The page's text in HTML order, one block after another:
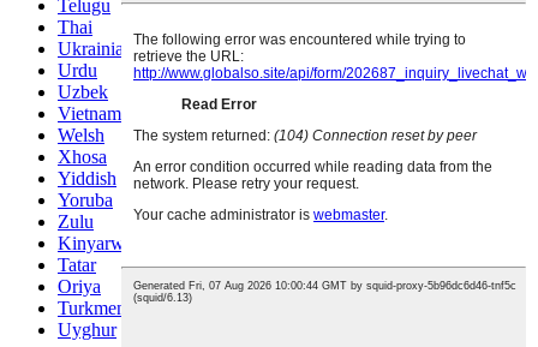
Telugu
Thai
Ukrainian
Urdu
Uzbek
Vietnamese
Welsh
Xhosa
Yiddish
Yoruba
Zulu
Kinyarwanda
Tatar
Oriya
Turkmen
Uyghur